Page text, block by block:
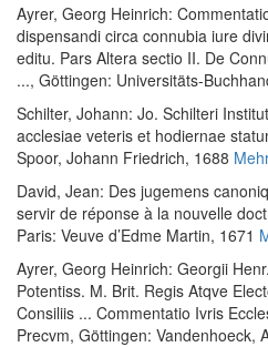
Ayrer, Georg Heinrich:
dispensandi circa connubia iure
editu. Pars Altera sectio II. De
..., Göttingen: Universitäts-
Schilter, Johann: Jo. Schilteri
acclesiae veteris et hodiernae
Spoor, Johann Friedrich, 1688
David, Jean: Des jugemens
servir de réponse à la nouvelle
Paris: Veuve d’Edme Martin, 1671
Ayrer, Georg Heinrich: Georgii
Potentiss. M. Brit. Regis Atqve
Consiliis ... Commentatio Ivris
Precvm, Göttingen: Vandenhoeck,